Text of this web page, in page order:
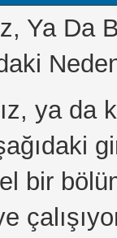
Ya
ya da
bir